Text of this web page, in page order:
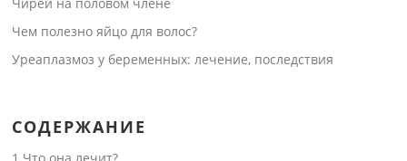
Чем полезно яйцо для волос?
Уреаплазмоз у беременных: лечение, последствия
СОДЕРЖАНИЕ